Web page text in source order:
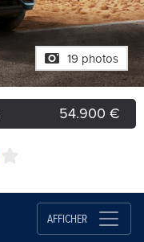
19 photos
54.900 €
AFFICHER